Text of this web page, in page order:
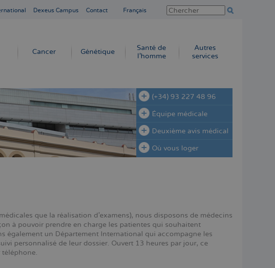
Dexeus Campus Contact Français
Cancer Génétique
Santé de
l’homme
Autres
services
(+34) 93 227 48 96
Équipe médicale
Deuxième avis médical
Où vous loger
que la réalisation d’examens), nous disposons de médecins
à pouvoir prendre en charge les patientes qui souhaitent
également un Département International qui accompagne les
personnalisé de leur dossier. Ouvert 13 heures par jour, ce
téléphone.